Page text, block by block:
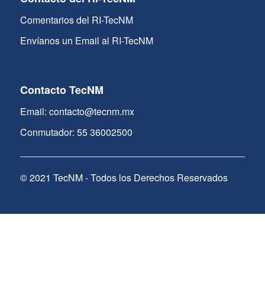
Comentarios del RI-TecNM
Envíanos un Email al RI-TecNM
Contacto TecNM
Email: contacto@tecnm.mx
Conmutador: 55 36002500
© 2021 TecNM - Todos los Derechos Reservados